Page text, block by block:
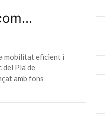
mobilitat eficient i
del Pla de
amb fons